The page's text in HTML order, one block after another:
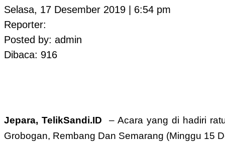
Selasa, 17 Desember 2019 | 6:54 pm
Reporter:
Posted by: admin
Dibaca: 916
Jepara, TelikSandi.ID – Acara yang di hadiri
Grobogan, Rembang Dan Semarang (Minggu 15